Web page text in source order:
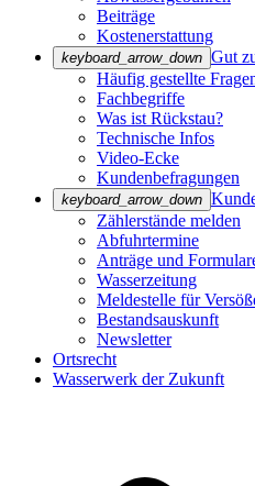
Beiträge
Kostenerstattung
keyboard_arrow_down Gut
Häufig gestellte
Fachbegriffe
Was ist Rückstau?
Technische Infos
Video-Ecke
Kundenbefragungen
keyboard_arrow_down
Zählerstände melden
Abfuhrtermine
Anträge und
Wasserzeitung
Meldestelle für
Bestandsauskunft
Newsletter
Ortsrecht
Wasserwerk der Zukunft